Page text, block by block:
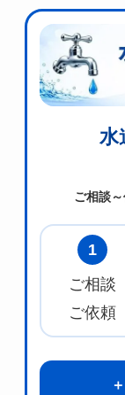
水
ご相談
1
ご相談
ご依頼